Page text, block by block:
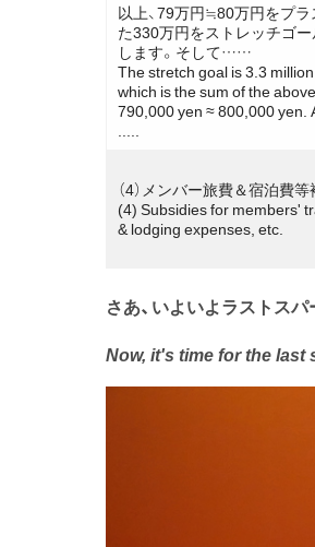
以上、79万円≒80万円をプラ
た330万円をストレッチゴー
します。そして……
The stretch goal is 3.3
which is the sum of the
790,000 yen ≈ 800,000 yen.
.....
（4）メンバー旅費＆宿泊費等
(4) Subsidies for members'
& lodging expenses, etc.
さあ、いよいよラストス
Now, it's time for the